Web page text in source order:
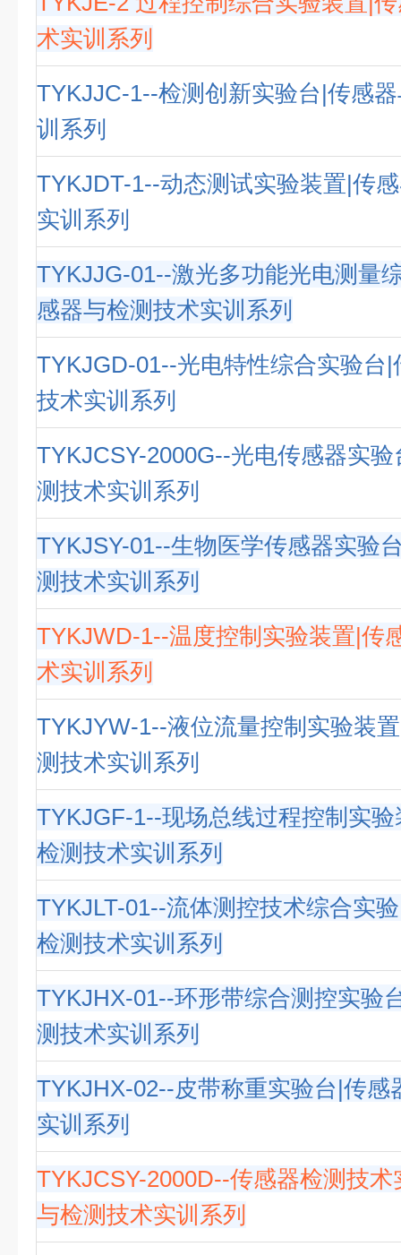
术实训系列
TYKJJC-1--检测创新实验台|传感
训系列
TYKJDT-1--动态测试实验装置|传
实训系列
TYKJJG-01--激光多功能光电测量
感器与检测技术实训系列
TYKJGD-01--光电特性综合实验台|
技术实训系列
TYKJCSY-2000G--光电传感器实
测技术实训系列
TYKJSY-01--生物医学传感器实验
测技术实训系列
TYKJWD-1--温度控制实验装置|传
术实训系列
TYKJYW-1--液位流量控制实验装
测技术实训系列
TYKJGF-1--现场总线过程控制实
检测技术实训系列
TYKJLT-01--流体测控技术综合实
检测技术实训系列
TYKJHX-01--环形带综合测控实验
测技术实训系列
TYKJHX-02--皮带称重实验台|传感
实训系列
TYKJCSY-2000D--传感器检测技
与检测技术实训系列